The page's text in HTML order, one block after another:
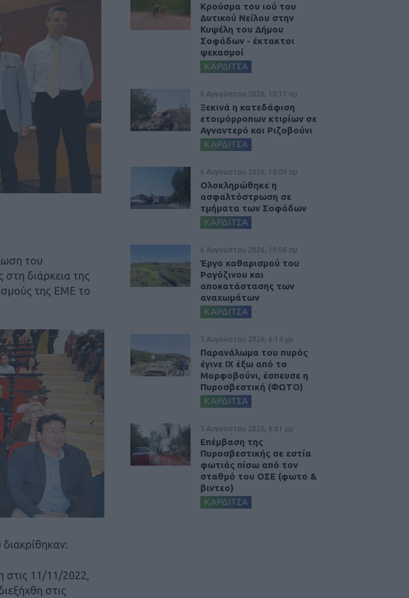
του
διάρκεια της
της ΕΜΕ το
στις 11/11/2022,
στις
Κρούσμα του ιού του
Δυτικού Νείλου στην
Κυψέλη του Δήμου
Σοφάδων - έκτακτοι
ψεκασμοί
ΚΑΡΔΙΤΣΑ
6 Αυγούστου 2026, 10:11 πμ
Ξεκινά η κατεδάφιση
ετοιμόρροπων κτιρίων σε
Αγναντερό και Ριζοβούνι
ΚΑΡΔΙΤΣΑ
6 Αυγούστου 2026, 10:09 πμ
Ολοκληρώθηκε η
ασφαλτόστρωση σε
τμήματα των Σοφάδων
ΚΑΡΔΙΤΣΑ
6 Αυγούστου 2026, 10:06 πμ
Έργο καθαρισμού του
Ρογόζινου και
αποκατάστασης των
αναχωμάτων
ΚΑΡΔΙΤΣΑ
5 Αυγούστου 2026, 6:14 μμ
Παρανάλωμα του πυρός
έγινε ΙΧ έξω από το
Μορφοβούνι, έσπευσε η
Πυροσβεστική (ΦΩΤΟ)
ΚΑΡΔΙΤΣΑ
5 Αυγούστου 2026, 6:01 μμ
Επέμβαση της
Πυροσβεστικής σε εστία
φωτιάς πίσω από τον
σταθμό του ΟΣΕ (φωτο &
βιντεο)
ΚΑΡΔΙΤΣΑ